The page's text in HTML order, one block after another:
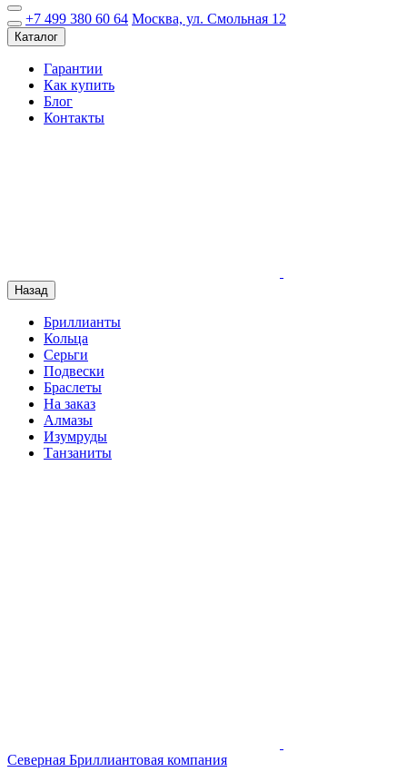
+7 499 380 60 64 Москва, ул. Смольная 12
Каталог
Гарантии
Как купить
Блог
Контакты
Назад
Бриллианты
Кольца
Серьги
Подвески
Браслеты
На заказ
Алмазы
Изумруды
Танзаниты
Северная Бриллиантовая компания